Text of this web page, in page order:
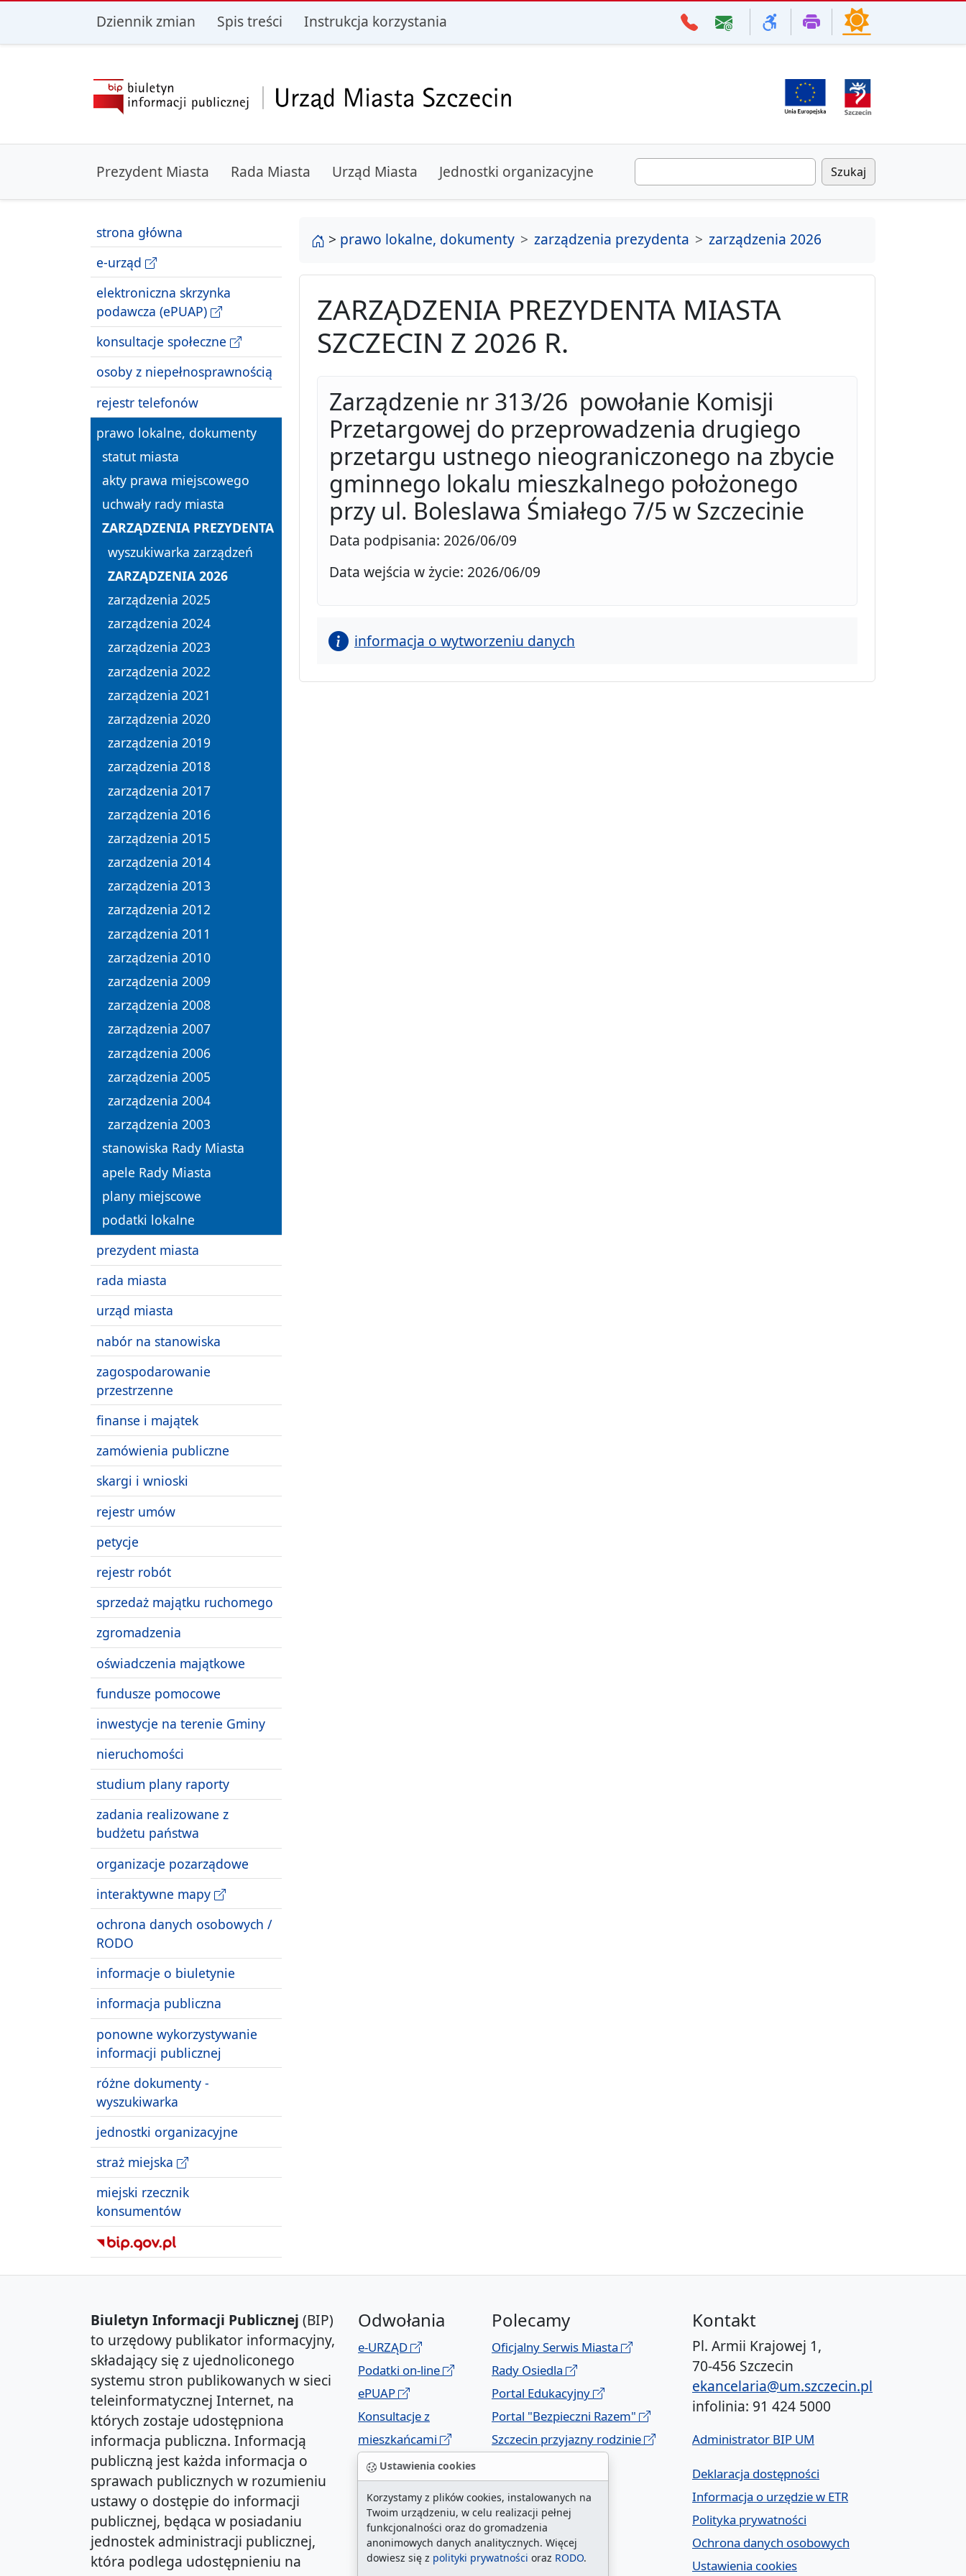
przejdź do głównego menu przejdź do treści
Ustawienia cookies
Korzystamy z plików cookies, instalowanych na
Twoim urządzeniu, w celu realizacji pełnej
funkcjonalności oraz do gromadzenia
anonimowych danych analitycznych. Więcej
dowiesz się z polityki prywatności oraz RODO.
Dziennik zmian Spis treści Instrukcja korzystania
Prezydent Miasta Rada Miasta Urząd Miasta Jednostki organizacyjne Szukaj
strona główna
e-urząd
elektroniczna skrzynka
podawcza (ePUAP)
konsultacje społeczne
osoby z niepełnosprawnością
rejestr telefonów
prawo lokalne, dokumenty
statut miasta
akty prawa miejscowego
uchwały rady miasta
ZARZĄDZENIA PREZYDENTA
wyszukiwarka zarządzeń
ZARZĄDZENIA 2026
zarządzenia 2025
zarządzenia 2024
zarządzenia 2023
zarządzenia 2022
zarządzenia 2021
zarządzenia 2020
zarządzenia 2019
zarządzenia 2018
zarządzenia 2017
zarządzenia 2016
zarządzenia 2015
zarządzenia 2014
zarządzenia 2013
zarządzenia 2012
zarządzenia 2011
zarządzenia 2010
zarządzenia 2009
zarządzenia 2008
zarządzenia 2007
zarządzenia 2006
zarządzenia 2005
zarządzenia 2004
zarządzenia 2003
stanowiska Rady Miasta
apele Rady Miasta
plany miejscowe
podatki lokalne
prezydent miasta
rada miasta
urząd miasta
nabór na stanowiska
zagospodarowanie
przestrzenne
finanse i majątek
zamówienia publiczne
skargi i wnioski
rejestr umów
petycje
rejestr robót
sprzedaż majątku ruchomego
zgromadzenia
oświadczenia majątkowe
fundusze pomocowe
inwestycje na terenie Gminy
nieruchomości
studium plany raporty
zadania realizowane z
budżetu państwa
organizacje pozarządowe
interaktywne mapy
ochrona danych osobowych /
RODO
informacje o biuletynie
informacja publiczna
ponowne wykorzystywanie
informacji publicznej
różne dokumenty -
wyszukiwarka
jednostki organizacyjne
straż miejska
miejski rzecznik
konsumentów
strona główna
> prawo lokalne, dokumenty zarządzenia prezydenta zarządzenia 2026
ZARZĄDZENIA PREZYDENTA MIASTA
SZCZECIN Z 2026 R.
Zarządzenie nr 313/26 powołanie Komisji
Przetargowej do przeprowadzenia drugiego
przetargu ustnego nieograniczonego na zbycie
gminnego lokalu mieszkalnego położonego
przy ul. Boleslawa Śmiałego 7/5 w Szczecinie
Data podpisania: 2026/06/09
Data wejścia w życie: 2026/06/09
informacja o wytworzeniu danych
Biuletyn Informacji Publicznej (BIP)
to urzędowy publikator informacyjny,
składający się z ujednoliconego
systemu stron publikowanych w sieci
teleinformatycznej Internet, na
których zostaje udostępniona
informacja publiczna. Informacją
publiczną jest każda informacja o
sprawach publicznych w rozumieniu
ustawy o dostępie do informacji
publicznej, będąca w posiadaniu
jednostek administracji publicznej,
która podlega udostępnieniu na
Odwołania
e-URZĄD
Podatki on-line
ePUAP
Konsultacje z
mieszkańcami
Geoportal
Polecamy
Oficjalny Serwis Miasta
Rady Osiedla
Portal Edukacyjny
Portal "Bezpieczni Razem"
Szczecin przyjazny rodzinie
Kontakt
Pl. Armii Krajowej 1,
70-456 Szczecin
ekancelaria@um.szczecin.pl
infolinia: 91 424 5000
Administrator BIP UM
Deklaracja dostępności
Informacja o urzędzie w ETR
Polityka prywatności
Ochrona danych osobowych
Ustawienia cookies